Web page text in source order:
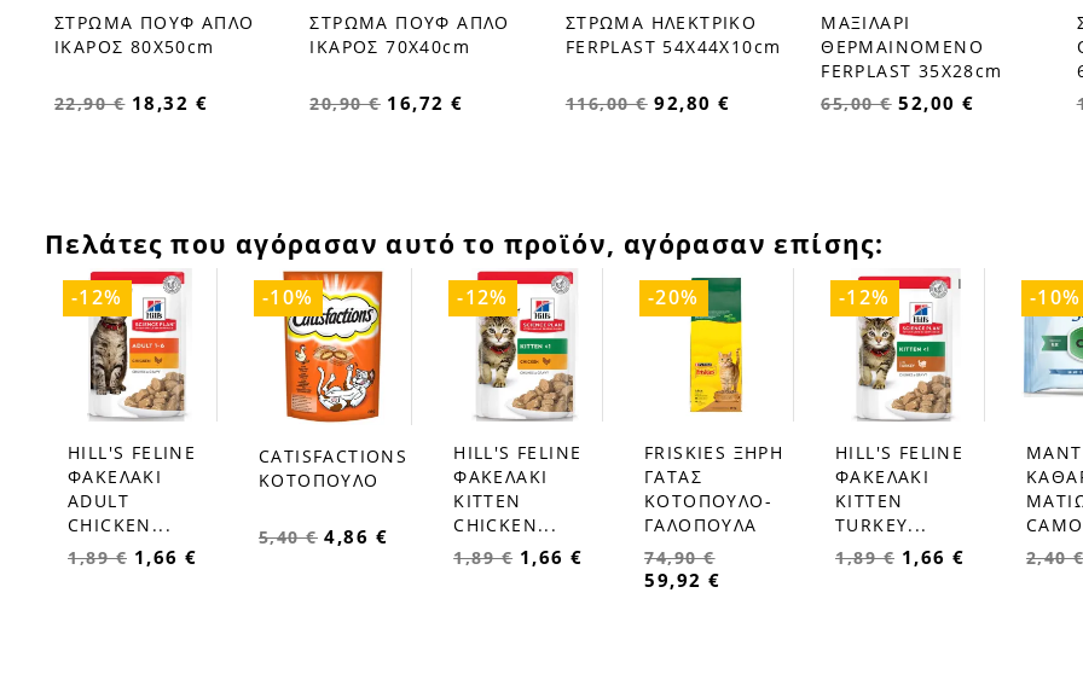
ΣΤΡΩΜΑ ΠΟΥΦ ΑΠΛΟ
ΙΚΑΡΟΣ 80X50cm
22,90 € 18,32 €
ΣΤΡΩΜΑ ΠΟΥΦ ΑΠΛΟ
ΙΚΑΡΟΣ 70X40cm
20,90 € 16,72 €
ΣΤΡΩΜΑ ΗΛΕΚΤΡΙΚΟ
FERPLAST 54X44X10cm
116,00 € 92,80 €
ΜΑΞΙΛΑΡΙ
ΘΕΡΜΑΙΝΟΜΕΝΟ
FERPLAST 35X28cm
65,00 € 52,00 €
Πελάτες που αγόρασαν αυτό το προϊόν, αγόρασαν επίσης:
favorite_border
HILL'S FELINE
ΦΑΚΕΛΑΚΙ
ADULT
CHICKEN...
1,89 € 1,66 €
-12%
favorite_border
CATISFACTIONS
ΚΟΤΟΠΟΥΛΟ
5,40 € 4,86 €
-10%
favorite_border
HILL'S FELINE
ΦΑΚΕΛΑΚΙ
KITTEN
CHICKEN...
1,89 € 1,66 €
-12%
favorite_border
FRISKIES ΞΗΡΗ
ΓΑΤΑΣ
ΚΟΤΟΠΟΥΛΟ-
ΓΑΛΟΠΟΥΛΑ
74,90 €
59,92 €
-20%
favorite_border
HILL'S FELINE
ΦΑΚΕΛΑΚΙ
KITTEN
TURKEY...
1,89 € 1,66 €
-12%
favorite_border
2,40
-10%